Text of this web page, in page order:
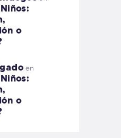
o
en
o